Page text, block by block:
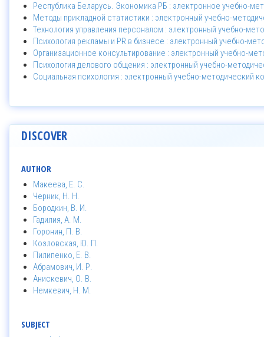
Республика Беларусь. Экономика РБ : электронное учебно-
Методы прикладной статистики : электронный учебно-
Технология управления персоналом : электронный учебно-
Психология рекламы и PR в бизнесе : электронный учебно-
Организационное консультирование : электронный учебно-
Психология делового общения : электронный учебно-
Социальная психология : электронный учебно-методический
DISCOVER
AUTHOR
Макеева, Е. С.
Черник, Н. Н.
Бородкин, В. И.
Гадилия, А. М.
Горонин, П. В.
Козловская, Ю. П.
Пилипенко, Е. В.
Абрамович, И. Р.
Анискевич, О. В.
Немкевич, Н. М.
SUBJECT